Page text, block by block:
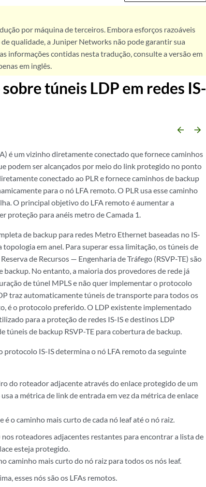
por máquina de terceiros. Embora esforços razoáveis
qualidade, a Juniper Networks não pode garantir sua
informações contidas nesta tradução, consulte a versão em
em inglês.
túneis LDP em redes IS-
arrow_backward arrow_forward
é um vizinho diretamente conectado que fornece caminhos
podem ser alcançados por meio do link protegido no ponto
conectado ao PLR e fornece caminhos de backup
para o nó LFA remoto. O PLR usa esse caminho
O principal objetivo do LFA remoto é aumentar a
proteção para anéis metro de Camada 1.
de backup para redes Metro Ethernet baseadas no IS-
em anel. Para superar essa limitação, os túneis de
de Recursos — Engenharia de Tráfego (RSVP-TE) são
No entanto, a maioria dos provedores de rede já
de túnel MPLS e não quer implementar o protocolo
traz automaticamente túneis de transporte para todos os
é o protocolo preferido. O LDP existente implementado
para a proteção de redes IS-IS e destinos LDP
túneis de backup RSVP-TE para cobertura de backup.
protocolo IS-IS determina o nó LFA remoto da seguinte
do roteador adjacente através do enlace protegido de um
a métrica de link de entrada em vez da métrica de enlace
o caminho mais curto de cada nó leaf até o nó raiz.
roteadores adjacentes restantes para encontrar a lista de
esteja protegido.
caminho mais curto do nó raiz para todos os nós leaf.
esses nós são os LFAs remotos.